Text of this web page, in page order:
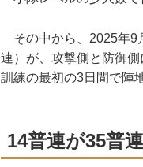
その中から、2025年9
連）が、攻撃側と防御
訓練の最初の3日間で陣
14普連が35普